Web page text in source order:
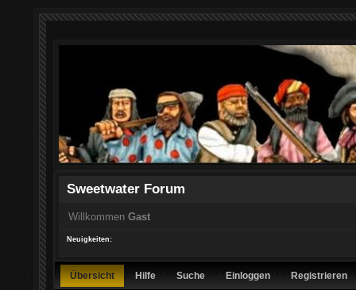
Sweetwater Forum
Willkommen Gast
Neuigkeiten:
Übersicht Hilfe Suche Einloggen Registrieren